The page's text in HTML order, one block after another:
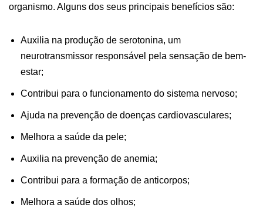
organismo. Alguns dos seus principais benefícios são:
Auxilia na produção de serotonina, um
neurotransmissor responsável pela sensação de bem-
estar;
Contribui para o funcionamento do sistema nervoso;
Ajuda na prevenção de doenças cardiovasculares;
Melhora a saúde da pele;
Auxilia na prevenção de anemia;
Contribui para a formação de anticorpos;
Melhora a saúde dos olhos;